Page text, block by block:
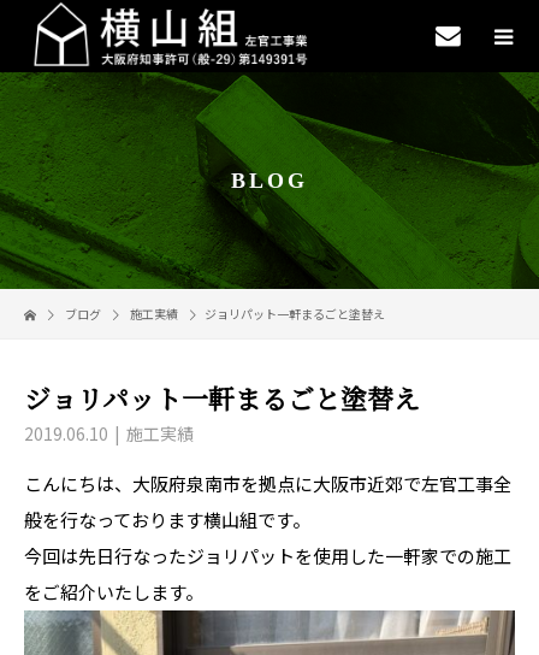
BLOG
ブログ 施工実績 ジョリパット一軒まるごと塗替え
ジョリパット一軒まるごと塗替え
2019.06.10 施工実績
こんにちは、大阪府泉南市を拠点に大阪市近郊で左官工事全
般を行なっております横山組です。
今回は先日行なったジョリパットを使用した一軒家での施工
をご紹介いたします。